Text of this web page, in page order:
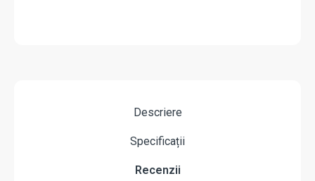
Descriere
Specificații
Recenzii